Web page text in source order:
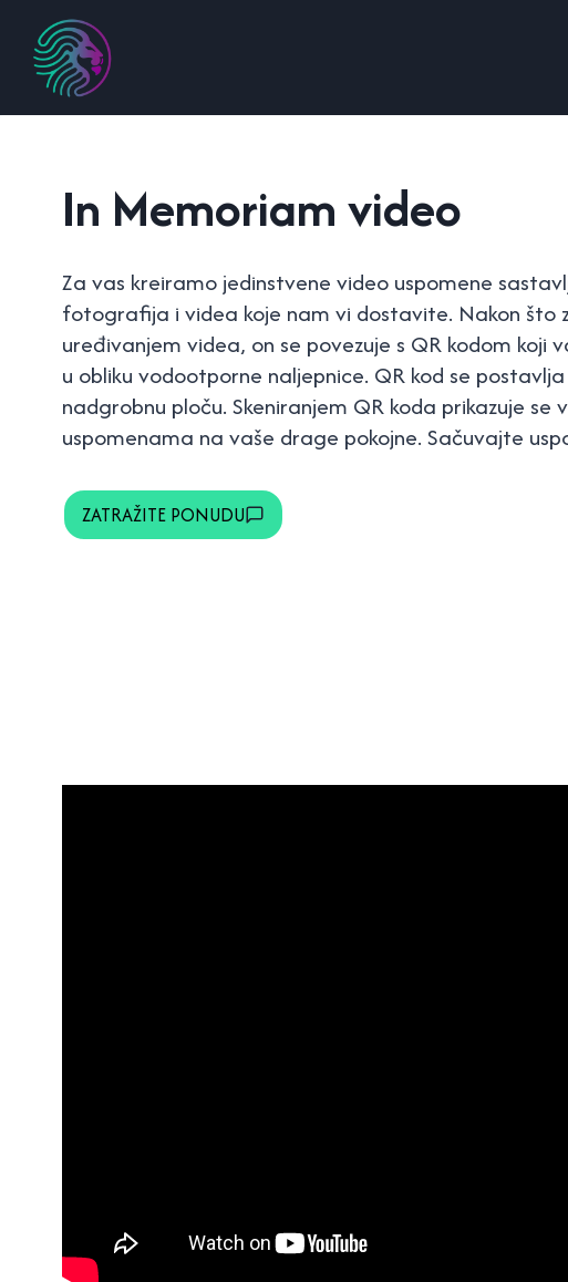
content
In Memoriam video
Za vas kreiramo jedinstvene video uspomene
fotografija i videa koje nam vi dostavite. Nakon što
uređivanjem videa, on se povezuje s QR kodom koji
u obliku vodootporne naljepnice. QR kod se
nadgrobnu ploču. Skeniranjem QR koda prikazuje se
uspomenama na vaše drage pokojne. Sačuvajte
ZATRAŽITE PONUDU